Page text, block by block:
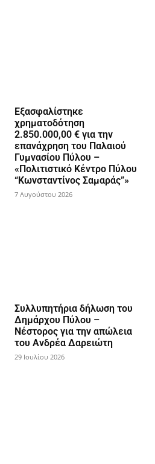
Εξασφαλίστηκε
χρηματοδότηση
2.850.000,00 € για την
επανάχρηση του Παλαιού
Γυμνασίου Πύλου –
«Πολιτιστικό Κέντρο Πύλου
“Κωνσταντίνος Σαμαράς”»
7 Αυγούστου 2026
Συλλυπητήρια δήλωση του
Δημάρχου Πύλου –
Νέστορος για την απώλεια
του Ανδρέα Δαρειώτη
29 Ιουλίου 2026